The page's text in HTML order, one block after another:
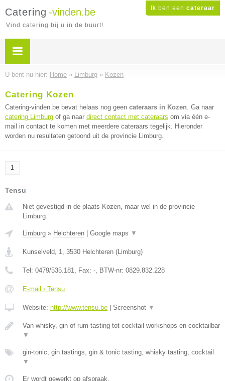
Ik ben een cateraar
Catering -vinden.be
Vind catering bij u in de buurt!
U bent nu hier: Home » Limburg » Kozen
Catering Kozen
Catering-vinden.be bevat helaas nog geen cateraars in Kozen. Ga naar
catering Limburg of ga naar direct contact met cateraars om via één e-
mail in contact te komen met meerdere cateraars tegelijk. Hieronder
worden nu resultaten getoond uit de provincie Limburg.
1
Tensu
Niet gevestigd in de plaats Kozen, maar wel in de provincie
Limburg.
Limburg » Helchteren Google maps ▼
Kunselveld, 1, 3530 Helchteren (Limburg)
Tel: 0479/535.181, Fax: -, BTW-nr: 0829.832.228
E-mail › Tensu
Website: http://www.tensu.be Screenshot ▼
Van whisky, gin of rum tasting tot cocktail workshops en cocktailbar
▼
gin-tonic, gin tastings, gin & tonic tasting, whisky tasting, cocktail
▼
Er wordt gewerkt op afspraak.